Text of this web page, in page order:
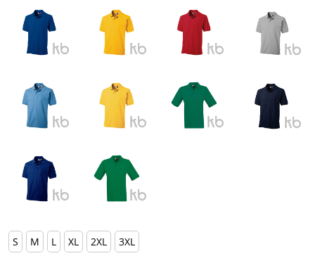
S M L XL 2XL 3XL